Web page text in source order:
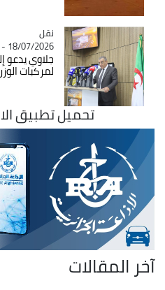
Catégorie
نقل
18/07/2026 - 12:36
جلاوي يدعو
لمركبات الوزن
تحميل تطبيق
آخر المقالات